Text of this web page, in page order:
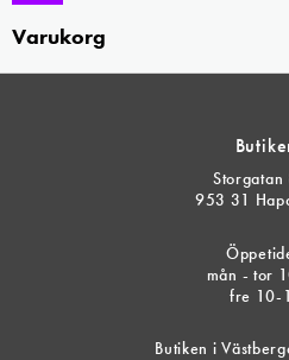
Varukorg
Storgatan
953 31
mån - tor
fre 10-
Butiken i